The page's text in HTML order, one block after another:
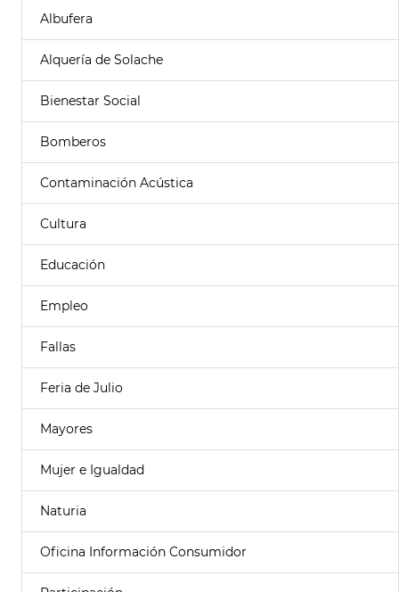
Albufera
Alquería de Solache
Bienestar Social
Bomberos
Contaminación Acústica
Cultura
Educación
Empleo
Fallas
Feria de Julio
Mayores
Mujer e Igualdad
Naturia
Oficina Información Consumidor